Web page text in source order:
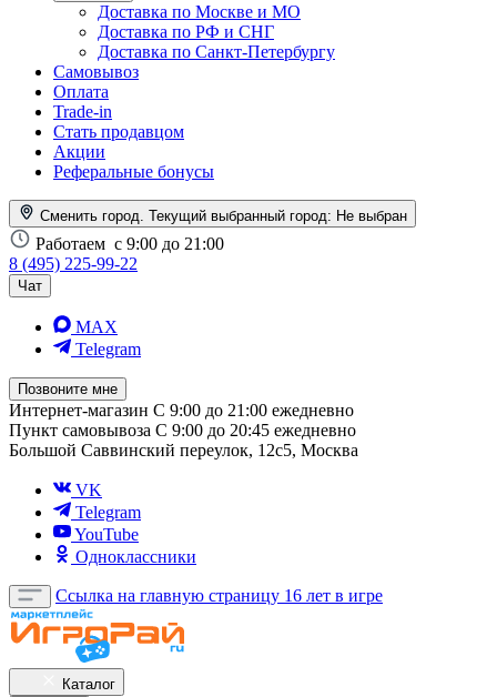
Доставка по Москве и МО
Доставка по РФ и СНГ
Доставка по Санкт-Петербургу
Самовывоз
Оплата
Trade-in
Стать продавцом
Акции
Реферальные бонусы
Сменить город. Текущий выбранный город: Не выбран
Работаем с 9:00 до 21:00
8 (495) 225-99-22
Чат
MAX
Telegram
Позвоните мне
Интернет-магазин С 9:00 до 21:00 ежедневно
Пункт самовывоза С 9:00 до 20:45 ежедневно
Большой Саввинский переулок, 12с5, Москва
VK
Telegram
YouTube
Одноклассники
Ссылка на главную страницу 16 лет в игре
Каталог